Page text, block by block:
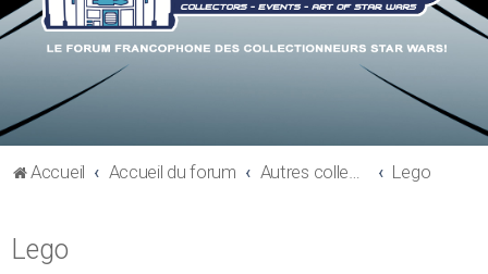
Accueil Accueil du forum Autres collections Star Wars Lego
Lego